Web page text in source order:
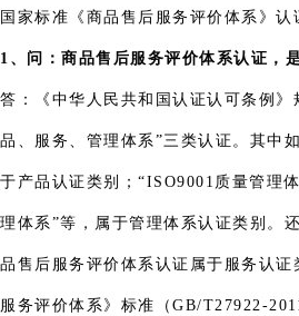
国家标准《商品售后服务评价体系》认
1、问：商品售后服务评价体系认证，
答：《中华人民共和国认证认可条例》
品、服务、管理体系”三类认证。其中
于产品认证类别；“ISO9001质量管理
理体系”等，属于管理体系认证类别。
品售后服务评价体系认证属于服务认
服务评价体系》标准（GB/T27922-